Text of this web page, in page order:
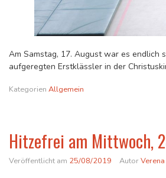
Am Samstag, 17. August war es endlich
aufgeregten Erstklässler in der
Kategorien Allgemein
Hitzefrei am Mittwoch,
Veröffentlicht am 25/08/2019 Autor